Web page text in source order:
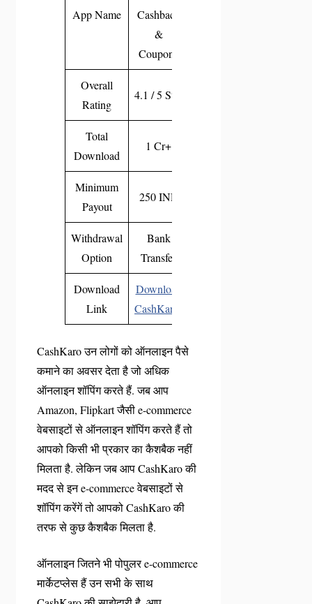
App Name
Cashback
&
Coupons
Overall
Rating
4.1 / 5 Star
Total
Download
1 Cr+
Minimum
Payout
250 INR
Withdrawal
Option
Bank
Transfer
Download
Link
Download
CashKaro
CashKaro उन लोगों को ऑनलाइन पैसे
कमाने का अवसर देता है जो अधिक
ऑनलाइन शॉपिंग करते हैं. जब आप
Amazon, Flipkart जैसी e-commerce
वेबसाइटों से ऑनलाइन शॉपिंग करते हैं तो
आपको किसी भी प्रकार का कैशबैक नहीं
मिलता है. लेकिन जब आप CashKaro की
मदद से इन e-commerce वेबसाइटों से
शॉपिंग करेंगें तो आपको CashKaro की
तरफ से कुछ कैशबैक मिलता है.
ऑनलाइन जितने भी पोपुलर e-commerce
मार्केटप्लेस हैं उन सभी के साथ